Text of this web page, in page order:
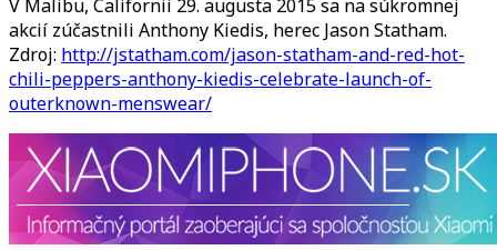
V Malibu, Californii 29. augusta 2015 sa na súkromnej
akcií zúčastnili Anthony Kiedis, herec Jason Statham.
Zdroj: http://jstatham.com/jason-statham-and-red-hot-
chili-peppers-anthony-kiedis-celebrate-launch-of-
outerknown-menswear/